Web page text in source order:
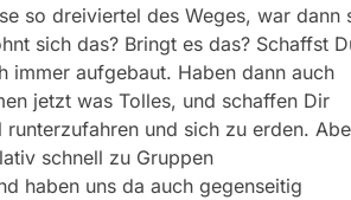
so dreiviertel des Weges, war dann
sich das? Bringt es das? Schaffst
immer aufgebaut. Haben dann auch
jetzt was Tolles, und schaffen Dir
und sich zu erden.
schnell zu Gruppen
haben uns da auch gegenseitig